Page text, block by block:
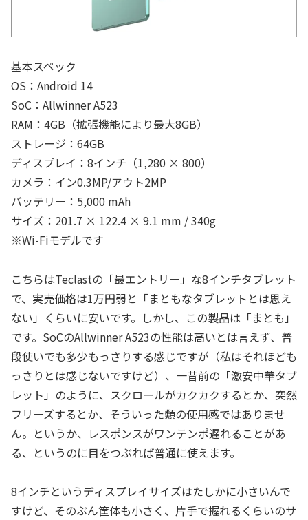
基本スペック
OS：Android 14
SoC：Allwinner A523
RAM：4GB（拡張機能により最大8GB）
ストレージ：64GB
ディスプレイ：8インチ（1,280 × 800）
カメラ：イン0.3MP/アウト2MP
バッテリー：5,000 mAh
サイズ：201.7 × 122.4 × 9.1 mm / 340g
※Wi-Fiモデルです
こちらはTeclastの「最エントリー」な8インチタブレット
で、実売価格は1万円弱と「まともなタブレットとは思え
ない」くらいに安いです。しかし、この製品は「まとも」
です。SoCのAllwinner A523の性能は高いとは言えず、普
段使いでも多少もっさりする感じですが（私はそれほども
っさりとは感じないですけど）、一昔前の「激安中華タブ
レット」のように、スクロールがカクカクするとか、突然
フリーズするとか、そういった類の使用感ではありませ
ん。というか、レスポンスがワンテンポ遅れることがあ
る、というのに目をつぶれば普通に使えます。
8インチというディスプレイサイズはたしかに小さいんで
すけど、そのぶん筐体も小さく、片手で握れるくらいのサ